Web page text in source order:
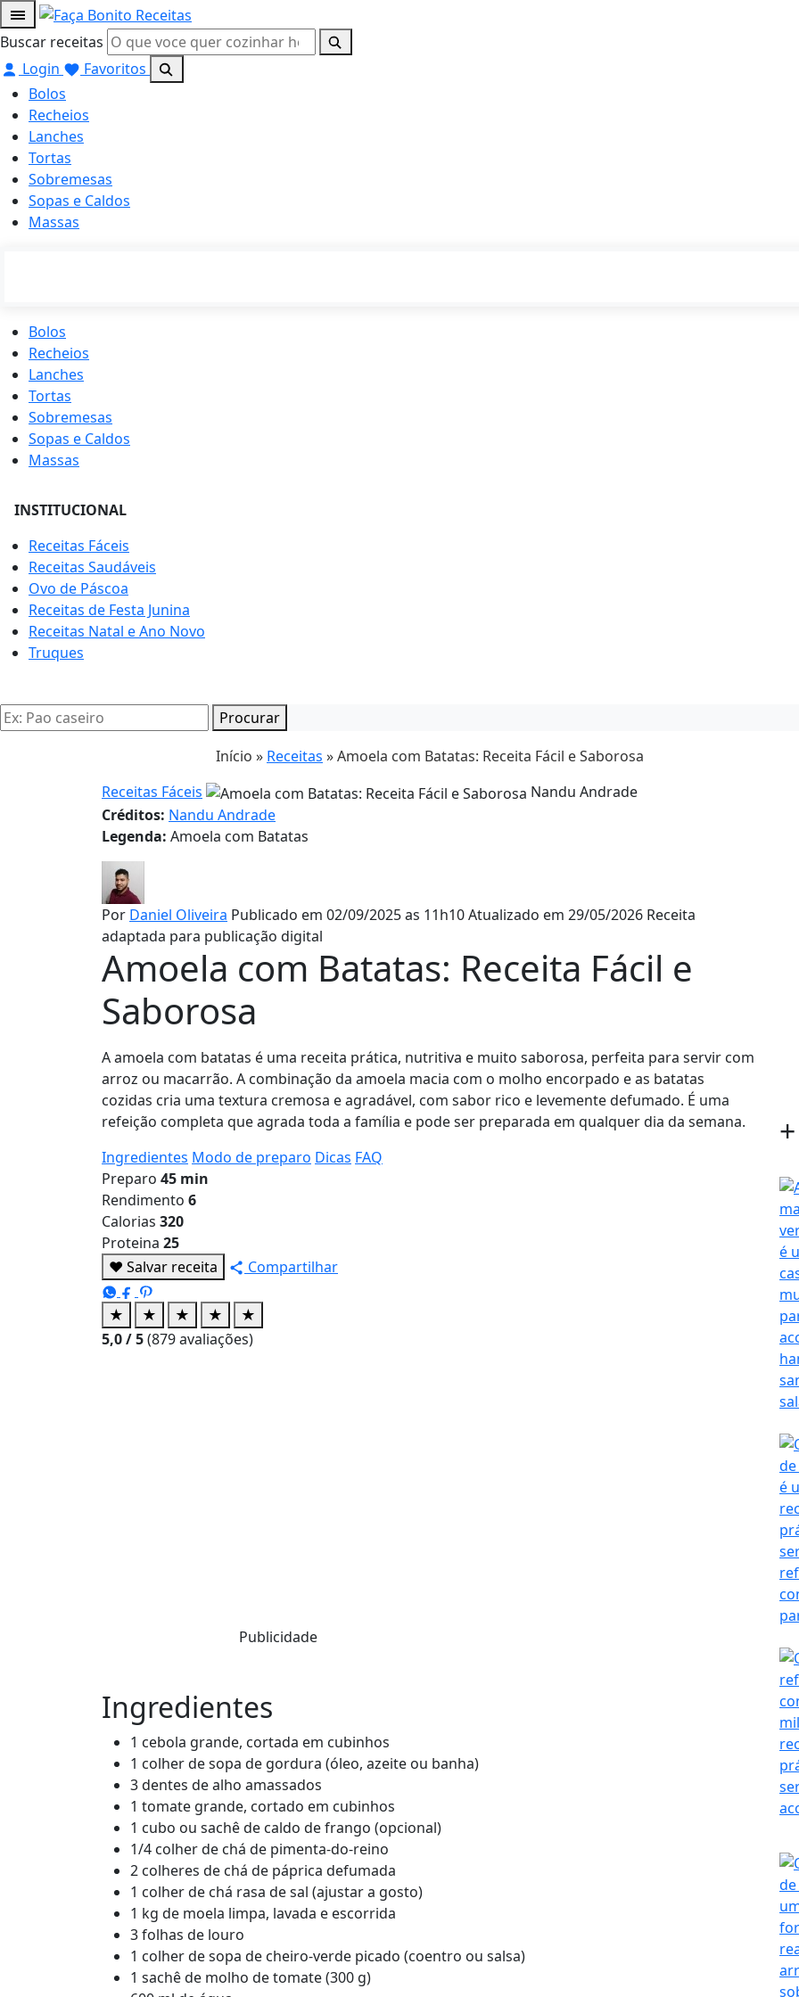
Buscar receitas
Login
Favoritos
Bolos
Recheios
Lanches
Tortas
Sobremesas
Sopas e Caldos
Massas
Bolos
Recheios
Lanches
Tortas
Sobremesas
Sopas e Caldos
Massas
INSTITUCIONAL
Receitas Fáceis
Receitas Saudáveis
Ovo de Páscoa
Receitas de Festa Junina
Receitas Natal e Ano Novo
Truques
Procurar
Início » Receitas »Amoela com Batatas: Receita Fácil e Saborosa
Receitas Fáceis
Nandu Andrade
Créditos: Nandu Andrade
Legenda: Amoela com Batatas
Por Daniel Oliveira Publicado em 02/09/2025 as 11h10Atualizado em 29/05/2026 Receita
adaptada para publicação digital
Amoela com Batatas: Receita Fácil e
Saborosa
A amoela com batatas é uma receita prática, nutritiva e muito saborosa, perfeita para servir com
arroz ou macarrão. A combinação da amoela macia com o molho encorpado e as batatas
cozidas cria uma textura cremosa e agradável, com sabor rico e levemente defumado. É uma
refeição completa que agrada toda a família e pode ser preparada em qualquer dia da semana.
Ingredientes Modo de preparo Dicas FAQ
Preparo 45 min
Rendimento 6
Calorias 320
Proteina 25
♥ Salvar receita Compartilhar
★ ★ ★ ★
★
5,0/ 5(879avaliações)
Publicidade
Ingredientes
1 cebola grande, cortada em cubinhos
1 colher de sopa de gordura (óleo, azeite ou banha)
3 dentes de alho amassados
1 tomate grande, cortado em cubinhos
1 cubo ou sachê de caldo de frango (opcional)
1/4 colher de chá de pimenta-do-reino
2 colheres de chá de páprica defumada
1 colher de chá rasa de sal (ajustar a gosto)
1 kg de moela limpa, lavada e escorrida
3 folhas de louro
1 colher de sopa de cheiro-verde picado (coentro ou salsa)
1 sachê de molho de tomate (300 g)